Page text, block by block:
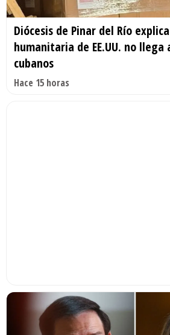
Diócesis de Pinar del Río
humanitaria de EE.UU. no llega
cubanos
Hace 15 horas